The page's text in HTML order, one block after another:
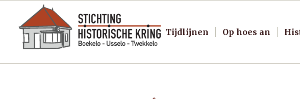
Tijdlijnen Op hoes an